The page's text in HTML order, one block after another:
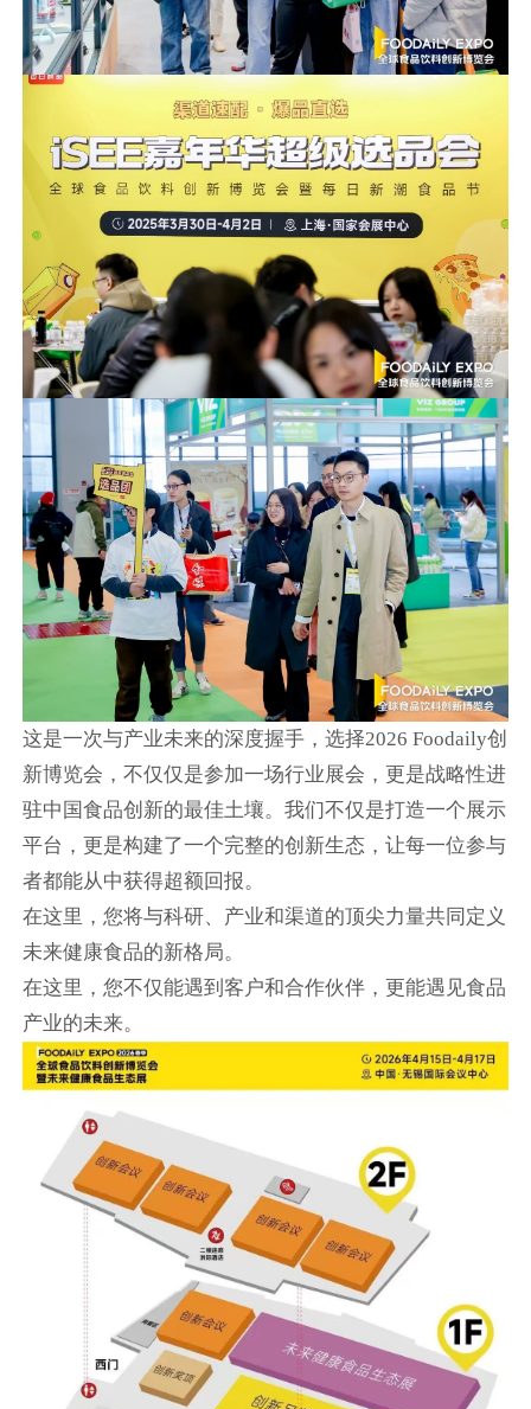
这是一次与产业未来的深度握手，选择2026 Foodaily创
新博览会，不仅仅是参加一场行业展会，更是战略性进
驻中国食品创新的最佳土壤。我们不仅是打造一个展示
平台，更是构建了一个完整的创新生态，让每一位参与
者都能从中获得超额回报。
在这里，您将与科研、产业和渠道的顶尖力量共同定义
未来健康食品的新格局。
在这里，您不仅能遇到客户和合作伙伴，更能遇见食品
产业的未来。